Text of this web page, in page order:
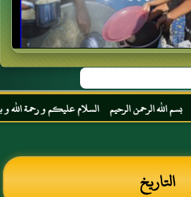
بسم الله الرحمن الرحيم السلام عليكم و رحمة الله و
التاريخ